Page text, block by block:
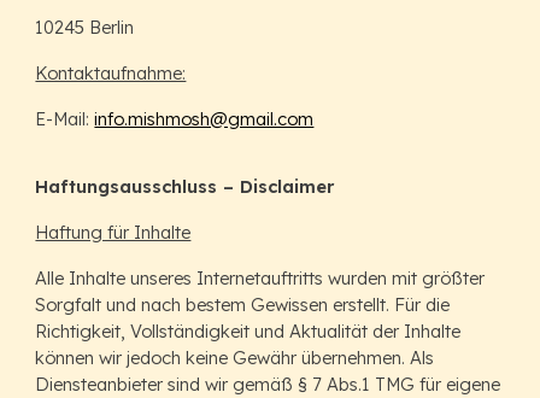
10245 Berlin
Kontaktaufnahme:
E-Mail:info.mishmosh@gmail.com
Haftungsausschluss – Disclaimer
Haftung für Inhalte
Alle Inhalte unseres Internetauftritts wurden mit größter
Sorgfalt und nach bestem Gewissen erstellt. Für die
Richtigkeit, Vollständigkeit und Aktualität der Inhalte
können wir jedoch keine Gewähr übernehmen. Als
Diensteanbieter sind wir gemäß § 7 Abs.1 TMG für eigene